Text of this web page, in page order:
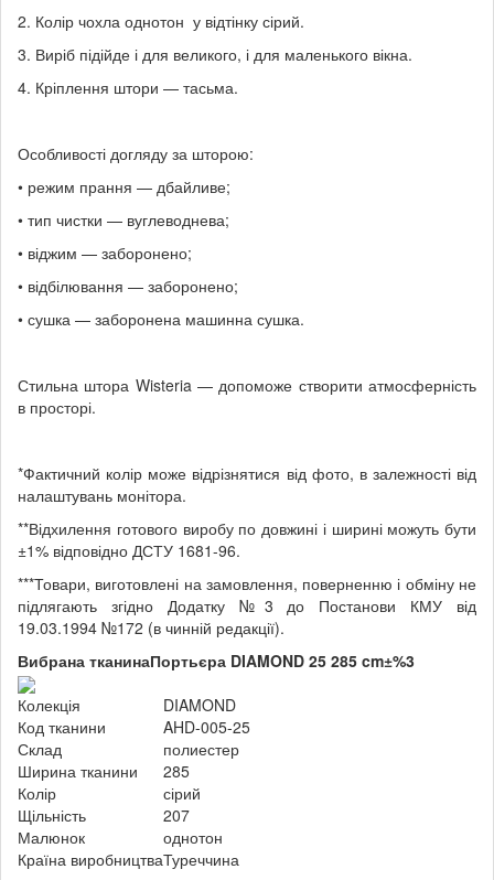
2. Колір чохла однотон у відтінку сірий.
3. Виріб підійде і для великого, і для маленького вікна.
4. Кріплення штори — тасьма.
Особливості догляду за шторою:
• режим прання — дбайливе;
• тип чистки — вуглеводнева;
• віджим — заборонено;
• відбілювання — заборонено;
• сушка — заборонена машинна сушка.
Стильна штора Wisteria — допоможе створити атмосферність
в просторі.
*Фактичний колір може відрізнятися від фото, в залежності від
налаштувань монітора.
**Відхилення готового виробу по довжині і ширині можуть бути
±1% відповідно ДСТУ 1681-96.
***Товари, виготовлені на замовлення, поверненню і обміну не
підлягають згідно Додатку №3 до Постанови КМУ від
19.03.1994 №172 (в чинній редакції).
Вибрана тканинаПортьєра DIAMOND 25 285 cm±%3
Колекція
DIAMOND
Код тканини
AHD-005-25
Склад
полиестер
Ширина тканини
285
Колір
сірий
Щільність
207
Малюнок
однотон
Країна виробництваТуреччина